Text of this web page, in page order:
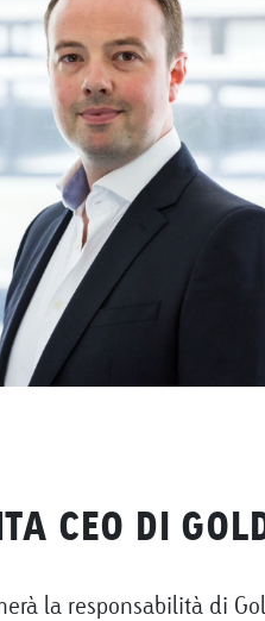
CEO DI
la responsabilità di